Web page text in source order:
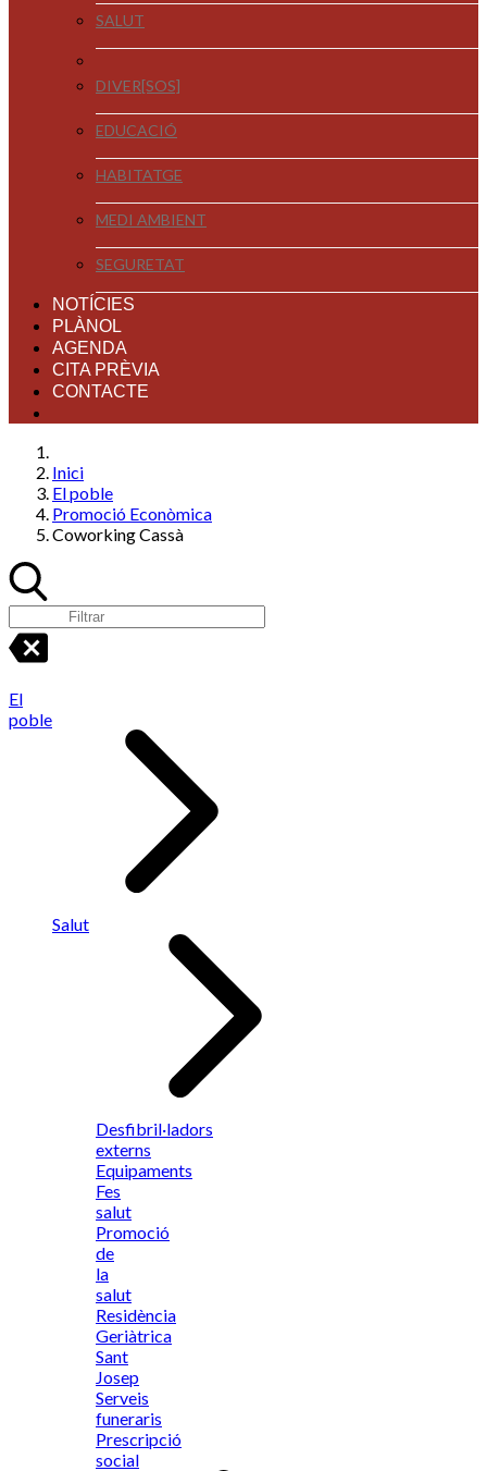
SALUT
DIVER[SOS]
EDUCACIÓ
HABITATGE
MEDI AMBIENT
SEGURETAT
NOTÍCIES
PLÀNOL
AGENDA
CITA PRÈVIA
CONTACTE
Inici
El poble
Promoció Econòmica
Coworking Cassà
El
poble
Salut
Desfibril·ladors
externs
Equipaments
Fes
salut
Promoció
de
la
salut
Residència
Geriàtrica
Sant
Josep
Serveis
funeraris
Prescripció
social